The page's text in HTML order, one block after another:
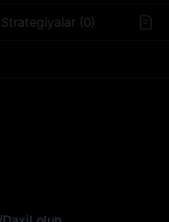
Strategiyalar (0)